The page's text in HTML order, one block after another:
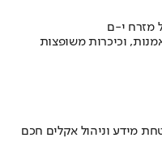
מזרח י-ם
וכיכרות משופצות
מידע וניהול אקלים חכם